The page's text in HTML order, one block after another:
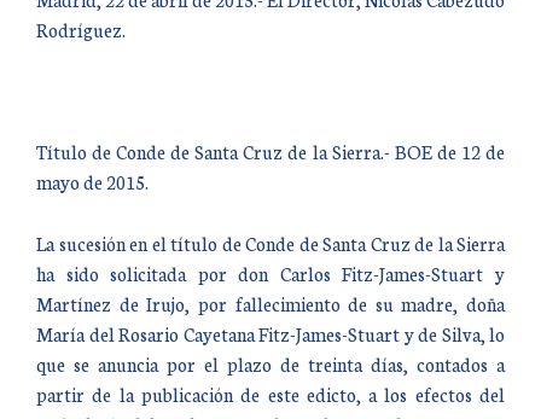
Rodríguez.
Título de Conde de Santa Cruz de la Sierra.- BOE de 12 de
mayo de 2015.
La sucesión en el título de Conde de Santa Cruz de la Sierra
ha sido solicitada por don Carlos Fitz-James-Stuart y
Martínez de Irujo, por fallecimiento de su madre, doña
María del Rosario Cayetana Fitz-James-Stuart y de Silva, lo
que se anuncia por el plazo de treinta días, contados a
partir de la publicación de este edicto, a los efectos del